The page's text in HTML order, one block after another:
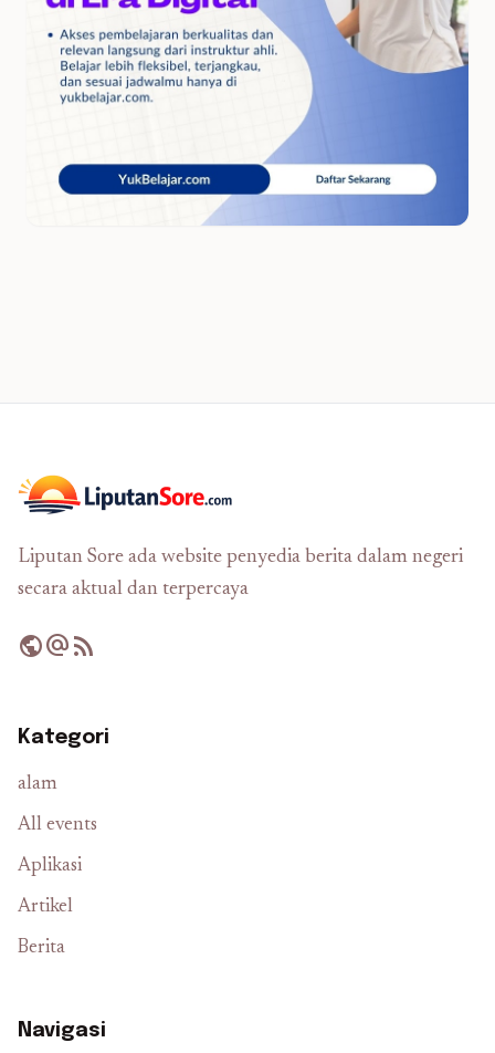
Liputan Sore ada website penyedia berita dalam negeri
secara aktual dan terpercaya
publicalternate_emailrss_feed
Kategori
alam
All events
Aplikasi
Artikel
Berita
Navigasi